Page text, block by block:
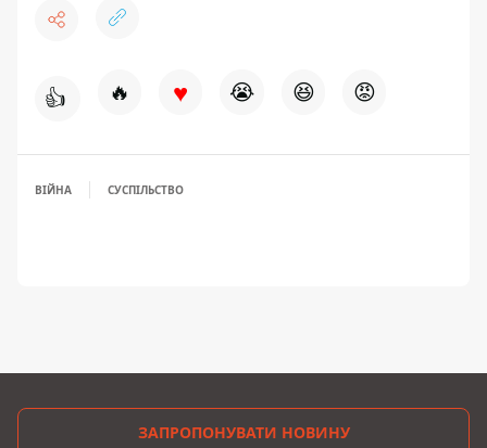
👍 🔥 ♥ 😭 😆 😡
ВІЙНА СУСПІЛЬСТВО
ЗАПРОПОНУВАТИ НОВИНУ